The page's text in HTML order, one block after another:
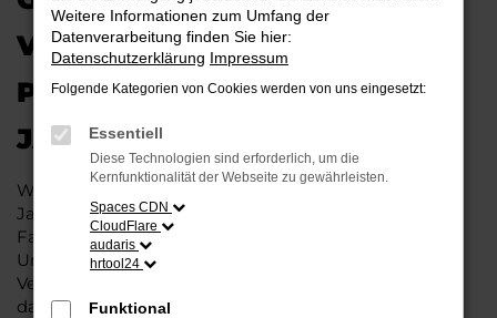
VIELLEICHT BALD IM VW
PASSAT VARIANT
JAHRESWAGEN
Wer Argumente für einen VW Passat Variant
Jahreswagen sammelt, wird schnell fündig. Das
Fahrzeug ist wie geschaffen für Fahrten in Kassel und
Umgebung und überzeugt durch seine erstklassige
Verarbeitung und die Liebe zum Detail. Hinzu kommt,
dass in puncto Ausstattung in dieser Fahrzeugklasse
Weitere Informationen zum Umfang der
Datenverarbeitung finden Sie hier:
Datenschutzerklärung Impressum
Folgende Kategorien von Cookies werden von uns eingesetzt:
Essentiell
Diese Technologien sind erforderlich, um die
Kernfunktionalität der Webseite zu gewährleisten.
Spaces CDN
CloudFlare
audaris
hrtool24
Funktional